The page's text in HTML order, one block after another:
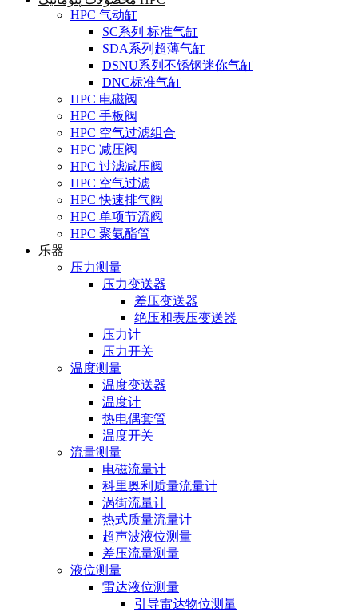
HPC 气动缸
SC系列 标准气缸
SDA系列超薄气缸
DSNU系列不锈钢迷你气缸
DNC标准气缸
HPC 电磁阀
HPC 手板阀
HPC 空气过滤组合
HPC 减压阀
HPC 过滤减压阀
HPC 空气过滤
HPC 快速排气阀
HPC 单项节流阀
HPC 聚氨酯管
乐器
压力测量
压力变送器
差压变送器
绝压和表压变送器
压力计
压力开关
温度测量
温度变送器
温度计
热电偶套管
温度开关
流量测量
电磁流量计
科里奥利质量流量计
涡街流量计
热式质量流量计
超声波液位测量
差压流量测量
液位测量
雷达液位测量
引导雷达物位测量